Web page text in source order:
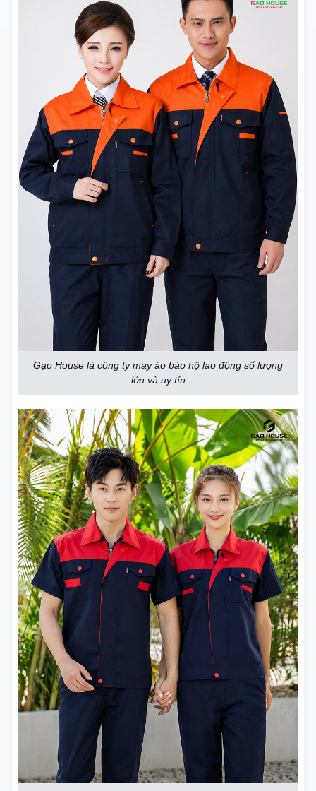
Gạo House là công ty may áo bảo hộ lao động số lượng
lớn và uy tín